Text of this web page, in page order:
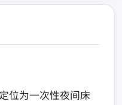
位为一次性夜间床